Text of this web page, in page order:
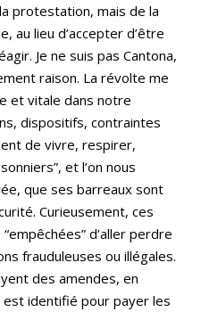
protestation, mais de la
au lieu d’accepter d’être
Je ne suis pas Cantona,
raison. La révolte me
et vitale dans notre
dispositifs, contraintes
de vivre, respirer,
et l’on nous
que ses barreaux sont
Curieusement, ces
d’aller perdre
frauduleuses ou illégales.
des amendes, en
est identifié pour payer les